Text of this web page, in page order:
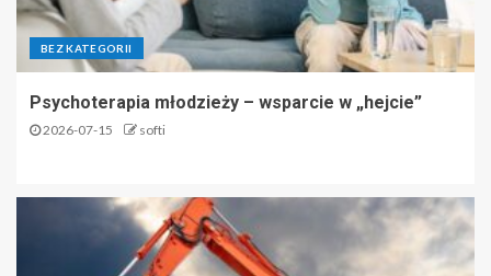
BEZ KATEGORII
Psychoterapia młodzieży – wsparcie w „hejcie”
2026-07-15 softi